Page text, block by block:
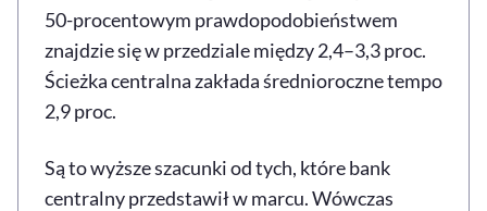
50-procentowym prawdopodobieństwem
znajdzie się w przedziale między 2,4–3,3 proc.
Ścieżka centralna zakłada średnioroczne tempo
2,9 proc.
Są to wyższe szacunki od tych, które bank
centralny przedstawił w marcu. Wówczas